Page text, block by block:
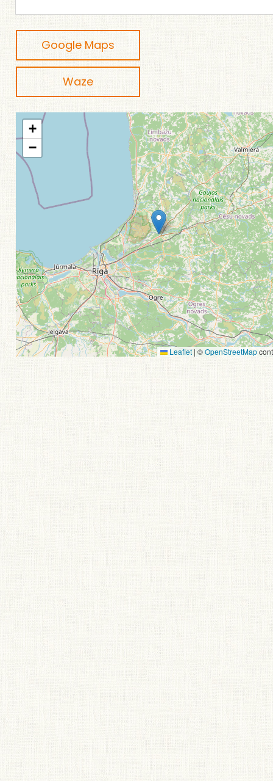
Google Maps
Waze
+
−
Leaflet | ©OpenStreetMap